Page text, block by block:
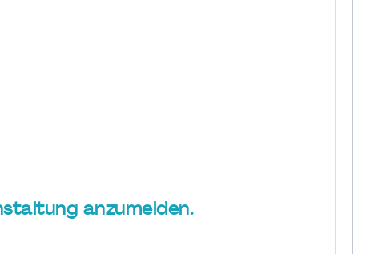
anzumelden.